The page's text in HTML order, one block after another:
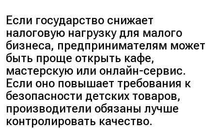
Если государство снижает
налоговую нагрузку для малого
бизнеса, предпринимателям может
быть проще открыть кафе,
мастерскую или онлайн-сервис.
Если оно повышает требования к
безопасности детских товаров,
производители обязаны лучше
контролировать качество.